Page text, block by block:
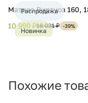
Матрас Виртуоз 160,
10 999 ₽18 031 ₽ -39%
Распродажа
Новинка
Похожие